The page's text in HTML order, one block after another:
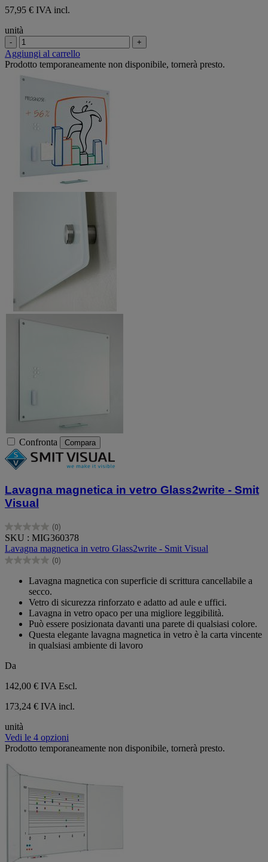
57,95 € IVA incl.
unità
- +
Aggiungi al carrello
Prodotto temporaneamente non disponibile, tornerà presto.
Confronta Compara
Lavagna magnetica in vetro Glass2write - Smit
Visual
(0)
0.0
su
5
stelle.
SKU : MIG360378
Lavagna magnetica in vetro Glass2write - Smit Visual
(0)
0.0
Lavagna magnetica con superficie di scrittura cancellabile a
secco.
Vetro di sicurezza rinforzato e adatto ad aule e uffici.
Lavagna in vetro opaco per una migliore leggibilità.
Può essere posizionata davanti una parete di qualsiasi colore.
Questa elegante lavagna magnetica in vetro è la carta vincente
in qualsiasi ambiente di lavoro
Da
142,00 € IVA Escl.
173,24 € IVA incl.
unità
Vedi le 4 opzioni
Prodotto temporaneamente non disponibile, tornerà presto.